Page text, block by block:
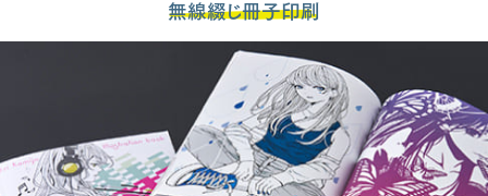
無線綴じ冊子印刷